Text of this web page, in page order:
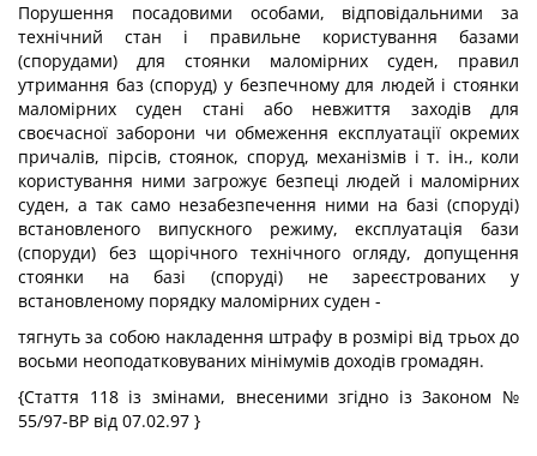
Порушення посадовими особами, відповідальними за
технічний стан і правильне користування базами
(спорудами) для стоянки маломірних суден, правил
утримання баз (споруд) у безпечному для людей і стоянки
маломірних суден стані або невжиття заходів для
своєчасної заборони чи обмеження експлуатації окремих
причалів, пірсів, стоянок, споруд, механізмів і т. ін., коли
користування ними загрожує безпеці людей і маломірних
суден, а так само незабезпечення ними на базі (споруді)
встановленого випускного режиму, експлуатація бази
(споруди) без щорічного технічного огляду, допущення
стоянки на базі (споруді) не зареєстрованих у
встановленому порядку маломірних суден -
тягнуть за собою накладення штрафу в розмірі від трьох до
восьми неоподатковуваних мінімумів доходів громадян.
{Стаття 118 із змінами, внесеними згідно із Законом №
55/97-ВР від 07.02.97 }